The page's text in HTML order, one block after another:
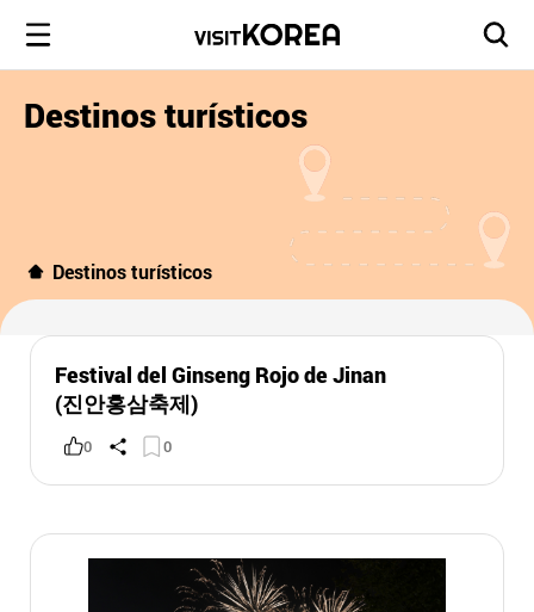
Destinos turísticos
Destinos turísticos
Festival del Ginseng Rojo de Jinan
(진안홍삼축제)
0 0